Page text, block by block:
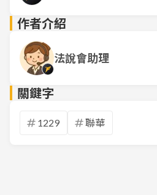
作者介紹
法說會助理
關鍵字
1229 聯華